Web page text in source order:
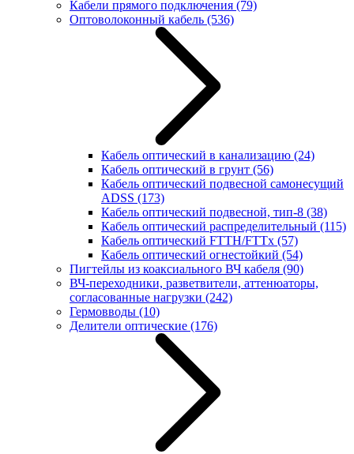
Кабели прямого подключения (79)
Оптоволоконный кабель (536)
Кабель оптический в канализацию (24)
Кабель оптический в грунт (56)
Кабель оптический подвесной самонесущий
ADSS (173)
Кабель оптический подвесной, тип-8 (38)
Кабель оптический распределительный (115)
Кабель оптический FTTH/FTTx (57)
Кабель оптический огнестойкий (54)
Пигтейлы из коаксиального ВЧ кабеля (90)
ВЧ-переходники, разветвители, аттенюаторы,
согласованные нагрузки (242)
Гермовводы (10)
Делители оптические (176)